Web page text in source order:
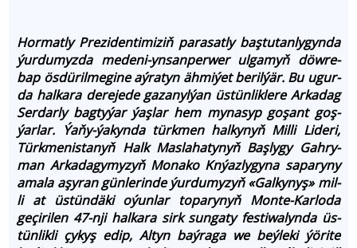
Hor­mat­ly Pre­zi­den­ti­mi­ziň pa­ra­sat­ly baş­tu­tan­ly­gyn­da
ýur­du­myz­da me­de­ni-yn­san­per­wer ul­ga­myň döw­re­
bap ös­dü­ril­me­gi­ne aý­ra­tyn ähmiýet be­ril­ýär. Bu ugur­
da hal­ka­ra de­re­je­de ga­za­nyl­ýan üs­tün­lik­le­re Ar­ka­dag
Ser­dar­ly bag­ty­ýar ýaş­lar hem my­na­syp go­şant goş­
ýar­lar. Ýaňy-ýa­kyn­da türk­men hal­ky­nyň Mil­li Li­de­ri,
Türk­me­nis­ta­nyň Halk Mas­la­ha­ty­nyň Baş­ly­gy Gah­ry­
man Ar­ka­da­gy­my­zyň Mo­na­ko Knýazlygy­na sa­pa­ry­ny
ama­la aşy­ran gün­le­rin­de ýur­dumy­zyň «Galkynyş» mil­
li at üs­tün­dä­ki oýun­lar to­pa­ry­nyň Mon­te-Kar­lo­da
geçiri­len 47-nji hal­kara sirk sun­ga­ty fes­ti­wa­lyn­da üs­
tün­lik­li çy­kyş edip, Al­tyn baý­ra­ga we beý­le­ki ýö­ri­te